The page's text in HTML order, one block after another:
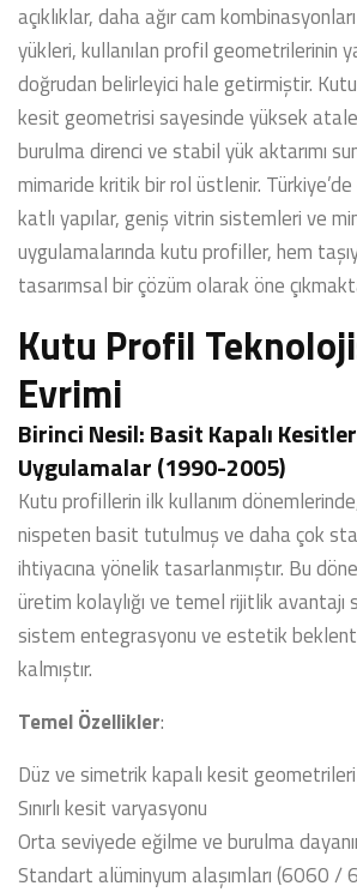
açıklıklar, daha ağır cam
yükleri, kullanılan profil geometrilerinin
doğrudan belirleyici hale getirmiştir.
kesit geometrisi sayesinde yüksek
burulma direnci ve stabil yük aktarımı
mimaride kritik bir rol üstlenir.
katlı yapılar, geniş vitrin sistemleri ve
uygulamalarında kutu profiller, hem
tasarımsal bir çözüm olarak öne
Kutu Profil
Evrimi
Birinci Nesil: Basit Kapalı Kesitler
Uygulamalar (1990-2005)
Kutu profillerin ilk kullanım
nispeten basit tutulmuş ve daha çok
ihtiyacına yönelik tasarlanmıştır. Bu
üretim kolaylığı ve temel rijitlik avantajı
sistem entegrasyonu ve estetik
kalmıştır.
Temel Özellikler:
Düz ve simetrik kapalı kesit geometrileri
Sınırlı kesit varyasyonu
Orta seviyede eğilme ve burulma
Standart alüminyum alaşımları (6060 /